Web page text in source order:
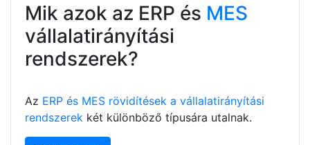
Mik azok az ERP és MES
vállalatirányítási
rendszerek?
Az ERP és MES rövidítések a vállalatirányítási
rendszerek két különböző típusára utalnak.